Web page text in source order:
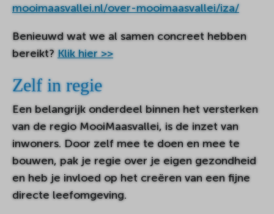
mooimaasvallei.nl/over-mooimaasvallei/iza/
Benieuwd wat we al samen concreet hebben
bereikt? Klik hier >>
Zelf in regie
Een belangrijk onderdeel binnen het versterken
van de regio MooiMaasvallei, is de inzet van
inwoners. Door zelf mee te doen en mee te
bouwen, pak je regie over je eigen gezondheid
en heb je invloed op het creëren van een fijne
directe leefomgeving.